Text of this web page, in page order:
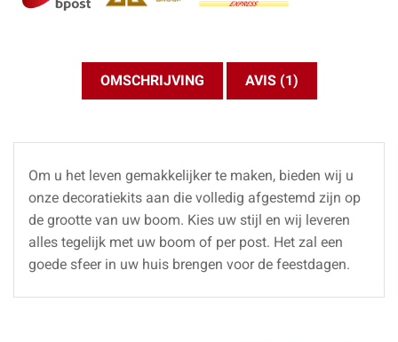
OMSCHRIJVING AVIS (1)
Om u het leven gemakkelijker te maken, bieden wij u
onze decoratiekits aan die volledig afgestemd zijn op
de grootte van uw boom. Kies uw stijl en wij leveren
alles tegelijk met uw boom of per post. Het zal een
goede sfeer in uw huis brengen voor de feestdagen.